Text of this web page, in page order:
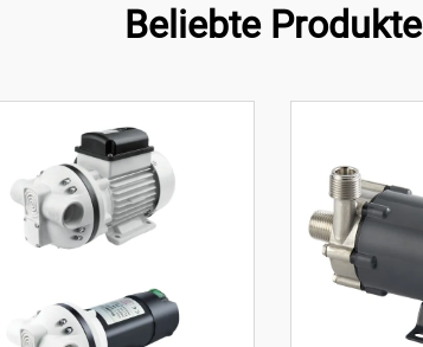
Beliebte Produkte